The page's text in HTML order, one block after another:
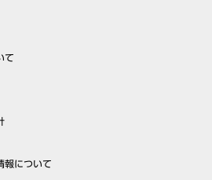
て
報について